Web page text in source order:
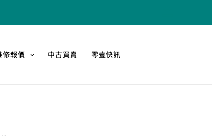
修報價 中古買賣 零壹快訊